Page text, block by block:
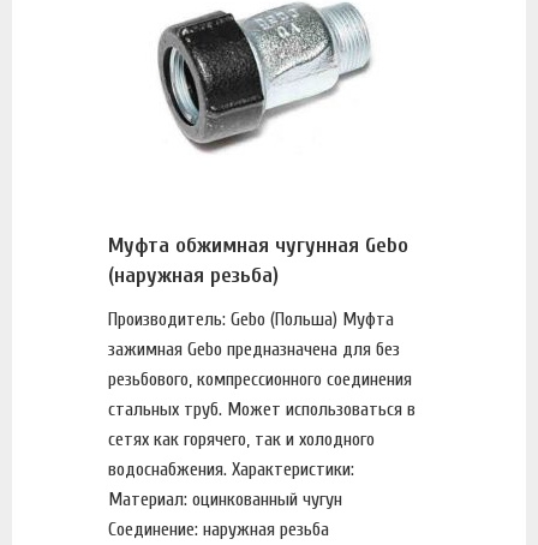
Муфта обжимная чугунная Gebo
(наружная резьба)
Производитель: Gebo (Польша) Муфта
зажимная Gebo предназначена для без
резьбового, компрессионного соединения
стальных труб. Может использоваться в
сетях как горячего, так и холодного
водоснабжения. Характеристики:
Материал: оцинкованный чугун
Соединение: наружная резьба